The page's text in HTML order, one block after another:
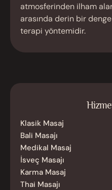
atmosferinden ilham
arasında derin bir
terapi yöntemidir.
Klasik Masaj
Bali Masajı
Medikal Masaj
İsveç Masajı
Karma Masaj
Thai Masajı